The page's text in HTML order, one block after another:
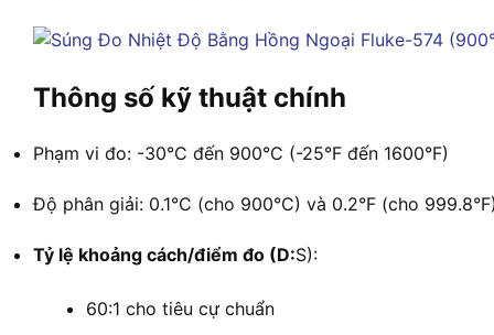
Thông số kỹ thuật chính
Phạm vi đo: -30°C đến 900°C (-25°F đến 1600°F)
Độ phân giải: 0.1°C (cho 900°C) và 0.2°F (cho
Tỷ lệ khoảng cách/điểm đo (D:S):
60:1 cho tiêu cự chuẩn